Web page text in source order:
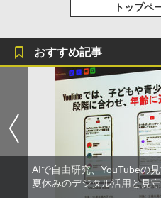
トップペ
おすすめ記事
AIで自由研究、YouTubeの
夏休みのデジタル活用と見